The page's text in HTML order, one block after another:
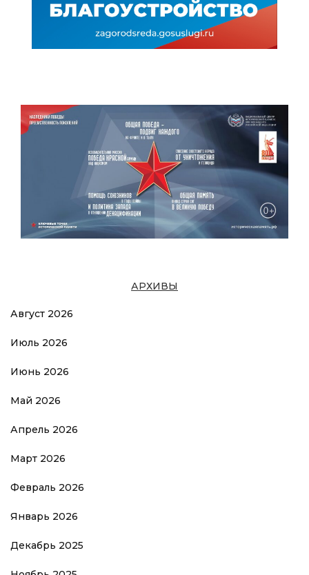
АРХИВЫ
Август 2026
Июль 2026
Июнь 2026
Май 2026
Апрель 2026
Март 2026
Февраль 2026
Январь 2026
Декабрь 2025